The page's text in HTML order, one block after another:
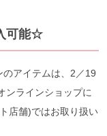
可能☆
アイテムは、2／19
ンラインショップに
店舗)ではお取り扱い